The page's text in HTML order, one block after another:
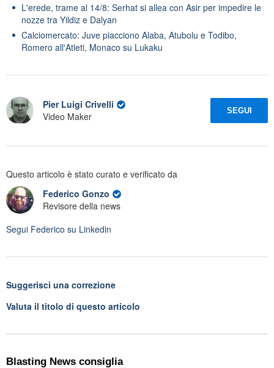
L'erede, trame al 14/8: Serhat si allea con Asir per impedire le
nozze tra Yildiz e Dalyan
Calciomercato: Juve piacciono Alaba, Atubolu e Todibo,
Romero all'Atleti, Monaco su Lukaku
Pier Luigi Crivelli
Video Maker
SEGUI
Questo articolo è stato curato e verificato da
Federico Gonzo
Revisore della news
Segui Federico su Linkedin
Suggerisci una correzione
Valuta il titolo di questo articolo
Blasting News consiglia